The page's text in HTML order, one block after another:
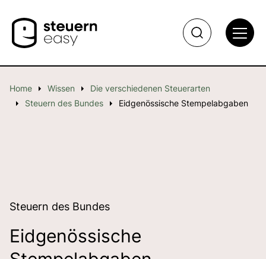
Home Wissen
Die verschiedenen Steuerarten
Steuern des Bundes
Eidgenössische Stempelabgaben
Eidgenössische
Steuern des Bundes